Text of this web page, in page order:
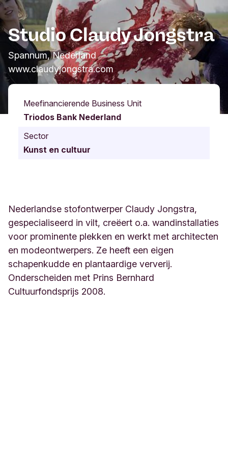
Studio Claudy Jongstra
Spannum, Nederland
www.claudyjongstra.com
Meefinancierende Business Unit
Triodos Bank Nederland
Sector
Kunst en cultuur
Nederlandse stofontwerper Claudy Jongstra,
gespecialiseerd in vilt, creëert o.a. wandinstallaties
voor prominente plekken en werkt met architecten
en modeontwerpers. Ze heeft een eigen
schapenkudde en plantaardige ververij.
Onderscheiden met Prins Bernhard
Cultuurfondsprijs 2008.